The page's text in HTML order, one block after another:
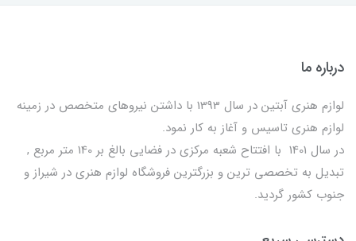
درباره ما
لوازم هنری آبتین در سال 1393 با داشتن نیروهای متخصص در زمینه
لوازم هنری تاسیس و آغاز به کار نمود.
در سال 1401 با افتتاح شعبه مرکزی در فضایی بالغ بر 140 متر مربع ,
تبدیل به تخصصی ترین و بزرگترین فروشگاه لوازم هنری در شیراز و
جنوب کشور گردید.